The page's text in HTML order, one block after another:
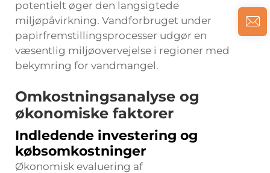
potentielt øger den langsigtede
miljøpåvirkning. Vandforbruget under
papirfremstillingsprocesser udgør en
væsentlig miljøovervejelse i regioner med
bekymring for vandmangel.
Omkostningsanalyse og
økonomiske faktorer
Indledende investering og
købsomkostninger
Økonomisk evaluering af